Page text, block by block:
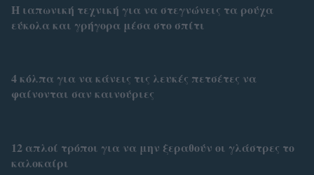
Η ιαπωνική τεχνική για να στεγνώνεις τα ρούχα
εύκολα και γρήγορα μέσα στο σπίτι
4 κόλπα για να κάνεις τις λευκές πετσέτες να
φαίνονται σαν καινούριες
12 απλοί τρόποι για να μην ξεραθούν οι γλάστρες το
καλοκαίρι